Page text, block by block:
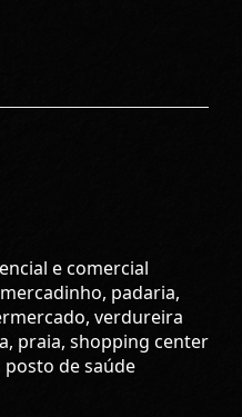
e comercial
padaria,
verdureira
praia, shopping center
posto de saúde